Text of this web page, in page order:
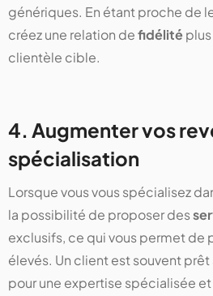
génériques. En étant proche de
créez une relation defidélité
clientèle cible.
4. Augmenter vos
spécialisation
Lorsque vous vous spécialisez
la possibilité de proposer des
exclusifs, ce qui vous permet de
élevés. Un client est souvent
pour une expertise spécialisée